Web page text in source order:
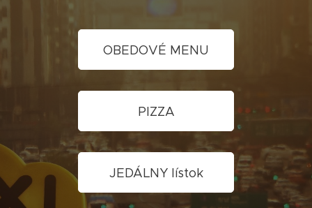
OBEDOVÉ MENU
PIZZA
JEDÁLNY lístok